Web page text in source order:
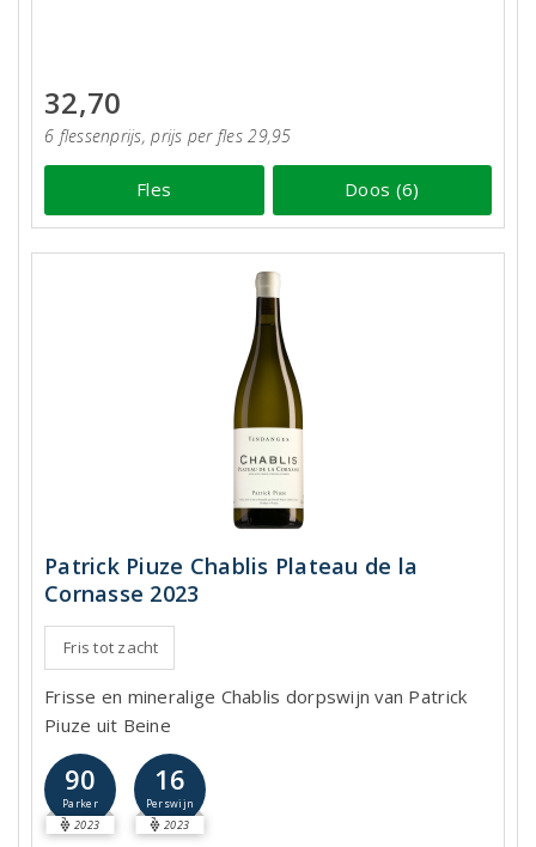
32,70
6 flessenprijs, prijs per fles 29,95
Fles Doos (6)
Patrick Piuze Chablis Plateau de la
Cornasse 2023
Fris tot zacht
Frisse en mineralige Chablis dorpswijn van Patrick
Piuze uit Beine
90
Parker
2023
16
Perswijn
2023